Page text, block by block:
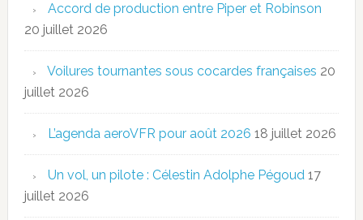
Accord de production entre Piper et Robinson
20 juillet 2026
Voilures tournantes sous cocardes françaises 20
juillet 2026
L’agenda aeroVFR pour août 2026 18 juillet 2026
Un vol, un pilote : Célestin Adolphe Pégoud 17
juillet 2026